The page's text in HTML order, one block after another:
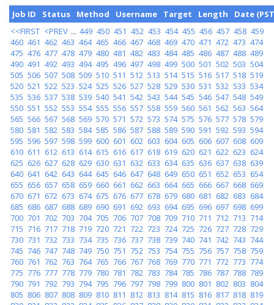
Job ID
Status Method Username Target Length
Date
<<FIRST <PREV ... 449 450 451 452 453 454 455 456 457 458 459
460 461 462 463 464 465 466 467 468 469 470 471 472 473 474
475 476 477 478 479 480 481 482 483 484 485 486 487 488 489
490 491 492 493 494 495 496 497 498 499 500 501 502 503 504
505 506 507 508 509 510 511 512 513 514 515 516 517 518 519
520 521 522 523 524 525 526 527 528 529 530 531 532 533 534
535 536 537 538 539 540 541 542 543 544 545 546 547 548 549
550 551 552 553 554 555 556 557 558 559 560 561 562 563 564
565 566 567 568 569 570 571 572 573 574 575 576 577 578 579
580 581 582 583 584 585 586 587 588 589 590 591 592 593 594
595 596 597 598 599 600 601 602 603 604 605 606 607 608 609
610 611 612 613 614 615 616 617 618 619 620 621 622 623 624
625 626 627 628 629 630 631 632 633 634 635 636 637 638 639
640 641 642 643 644 645 646 647 648 649 650 651 652 653 654
655 656 657 658 659 660 661 662 663 664 665 666 667 668 669
670 671 672 673 674 675 676 677 678 679 680 681 682 683 684
685 686 687 688 689 690 691 692 693 694 695 696 697 698 699
700 701 702 703 704 705 706 707 708 709 710 711 712 713 714
715 716 717 718 719 720 721 722 723 724 725 726 727 728 729
730 731 732 733 734 735 736 737 738 739 740 741 742 743 744
745 746 747 748 749 750 751 752 753 754 755 756 757 758 759
760 761 762 763 764 765 766 767 768 769 770 771 772 773 774
775 776 777 778 779 780 781 782 783 784 785 786 787 788 789
790 791 792 793 794 795 796 797 798 799 800 801 802 803 804
805 806 807 808 809 810 811 812 813 814 815 816 817 818 819